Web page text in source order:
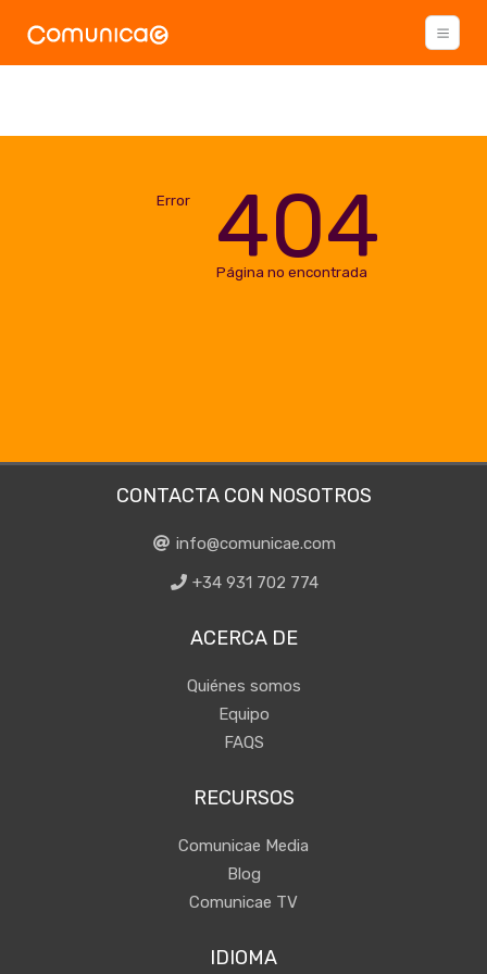
Error 404
Página no encontrada
CONTACTA CON NOSOTROS
info@comunicae.com
+34 931 702 774
ACERCA DE
Quiénes somos
Equipo
FAQS
RECURSOS
Comunicae Media
Blog
Comunicae TV
IDIOMA